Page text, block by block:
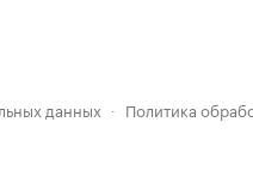
данных · Политика